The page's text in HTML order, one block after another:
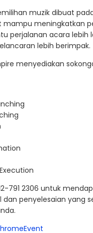
muzik dibuat
mampu meningkatkan
perjalanan acara lebih
lebih berimpak.
menyediakan
791 2306 untuk
penyelesaian yang